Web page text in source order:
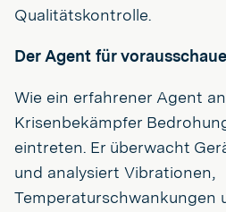
Qualitätskontrolle.
Der Agent für
Wie ein erfahrener Agent
Krisenbekämpfer
eintreten. Er überwacht
und analysiert Vibrationen,
Temperaturschwankungen